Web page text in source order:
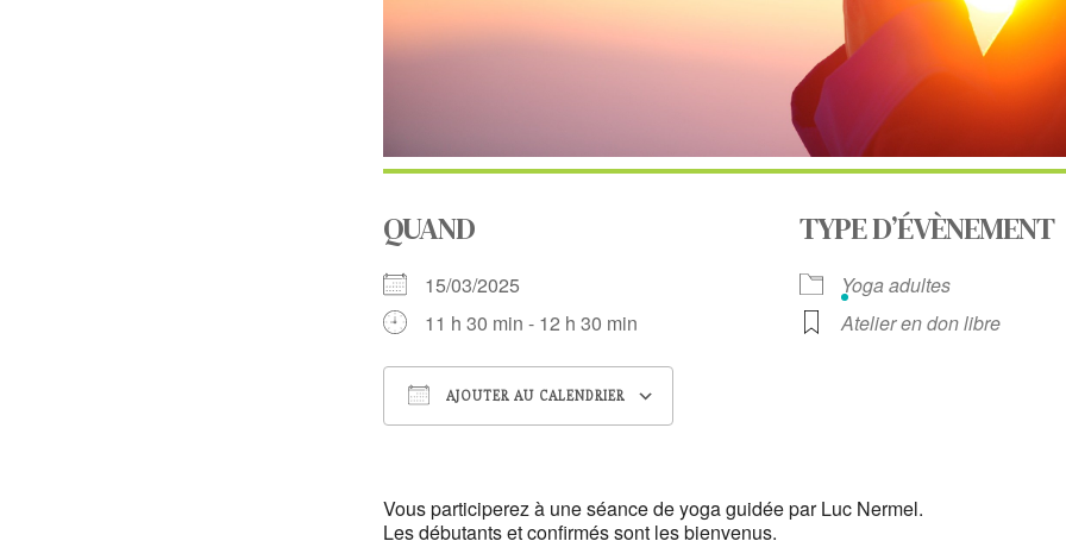
QUAND
15/03/2025
11 h 30 min - 12 h 30 min
AJOUTER AU CALENDRIER
TYPE D’ÉVÈNEMENT
Yoga adultes
Atelier en don libre
Vous participerez à une séance de yoga guidée par Luc Nermel.
Les débutants et confirmés sont les bienvenus.